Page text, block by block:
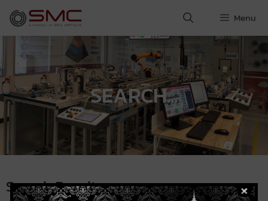
Menu
SEARCH...
Search Result